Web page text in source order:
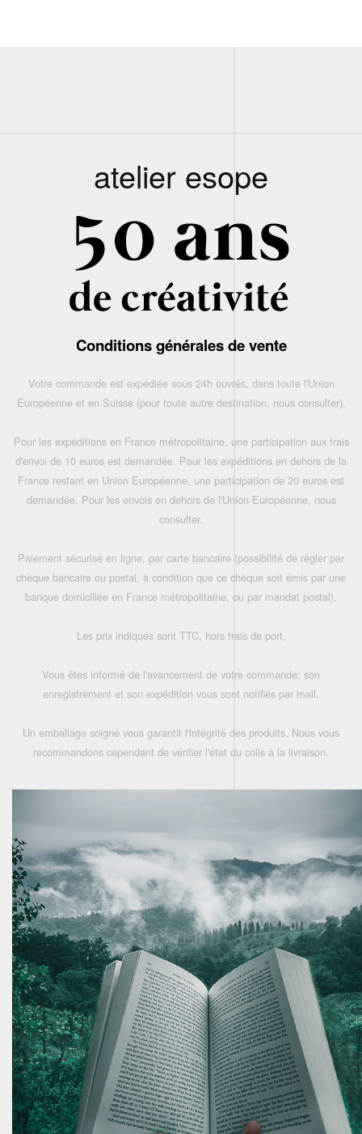
atelier esope
Conditions générales de vente
Votre commande est expédiée sous 24h ouvrés, dans toute l'Union
Européenne et en Suisse (pour toute autre destination, nous consulter),
Pour les expéditions en France métropolitaine, une participation aux frais
d'envoi de 10 euros est demandée. Pour les expéditions en dehors de la
France restant en Union Européenne, une participation de 20 euros est
demandée. Pour les envois en dehors de l'Union Européenne, nous
consulter.
Paiement sécurisé en ligne, par carte bancaire (possibilité de régler par
chèque bancaire ou postal, à condition que ce chèque soit émis par une
banque domiciliée en France métropolitaine, ou par mandat postal),
Les prix indiqués sont TTC, hors frais de port,
Vous êtes informé de l'avancement de votre commande: son
enregistrement et son expédition vous sont notifiés par mail.
Un emballage soigné vous garantit l'intégrité des produits. Nous vous
recommandons cependant de vérifier l'état du colis à la livraison.